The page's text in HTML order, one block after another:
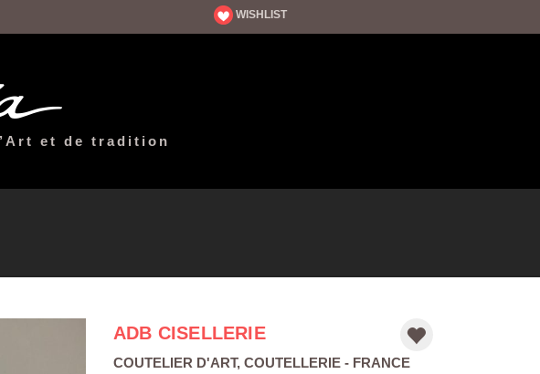
WISHLIST
et de tradition
ADB CISELLERIE
COUTELIER D'ART, COUTELLERIE - FRANCE